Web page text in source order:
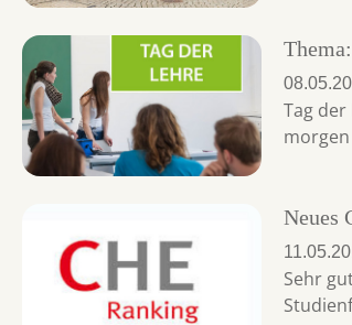
Tag
Neues
Sehr